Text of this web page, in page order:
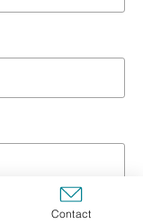
Contact